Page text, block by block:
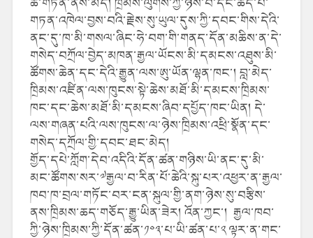
གཏན་འཁེལ་བྱས་བའི་རྗེས་སུ་ཡུལ་དུས་ཀྱི་དབང་གིས་དེའི་
ནང་དུ་ཁ་མི་གསལ་ཞིང་ཧེ་བག་གི་གནད་དོན་མཆིས་ན་དེ་
གསེད་བཀྲོལ་བྱེད་མཁན་རྒྱལ་ཡོངས་མི་དམངས་འཐུས་མི་
ཚོགས་ཆེན་དང་དེའི་རྒྱུན་ལས་ཨུ་ཡོན་ལྷན་ཁང་། བླ་མེད་
ཁྲིམས་འཛིན་ལས་ཁུངས་སྟེ་ཆེས་མཐོ་མི་དམངས་ཁྲིམས་
ཁང་དང་ཆེས་མཐོ་མི་དམངས་ཞིབ་དཔྱོད་ཁང་ཡིན། དེ་
ལས་གཞན་པའི་ལས་ཁུངས་ལ་ཉེས་ཁྲིམས་འཕྲི་སྣོན་དང་
གསེད་དཀྲོལ་གྱི་དབང་ཐང་མེད།
གྱོད་དཔེ་ཀློག་དེབ་འདིའི་དོན་ཚན་གཉིས་ཡི་ནང་དུ་མི་
མང་ཚོགས་སར་༧རྒྱལ་བ་རིན་པོ་ཆེའི་སྐུ་པར་འཕྱར་ན་རྒྱལ་
ཁབ་ཁ་བྲལ་གཏོང་བར་ངན་སྐུལ་གྱི་ནག་ཉེས་སུ་བརྩིས་
ནས་ཁྲིམས་ཆད་གཅོད་རྒྱུ་ཡིན་ཟེར། འོན་ཀྱང་། རྒྱལ་ཁབ་
ཀྱི་ཉེས་ཁྲིམས་ཀྱི་དོན་ཚན་༡༠༣་པ་ཡི་ཚན་པ་༢ ལྟར་ན་གང་